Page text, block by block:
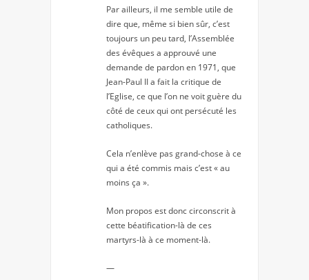
Par ailleurs, il me semble utile de
dire que, même si bien sûr, c’est
toujours un peu tard, l’Assemblée
des évêques a approuvé une
demande de pardon en 1971, que
Jean-Paul II a fait la critique de
l’Eglise, ce que l’on ne voit guère du
côté de ceux qui ont persécuté les
catholiques.
Cela n’enlève pas grand-chose à ce
qui a été commis mais c’est « au
moins ça ».
Mon propos est donc circonscrit à
cette béatification-là de ces
martyrs-là à ce moment-là.
—